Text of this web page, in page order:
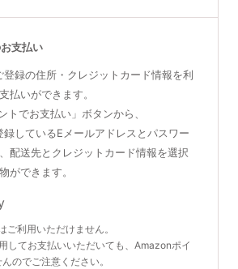
支払い
録の住所・クレジットカード情報を利
払いができます。
トでお支払い」ボタンから、
しているEメールアドレスとパスワー
配送先とクレジットカード情報を選択
ができます。
利用いただけません。
してお支払いいただいても、Amazonポイ
のでご注意ください。